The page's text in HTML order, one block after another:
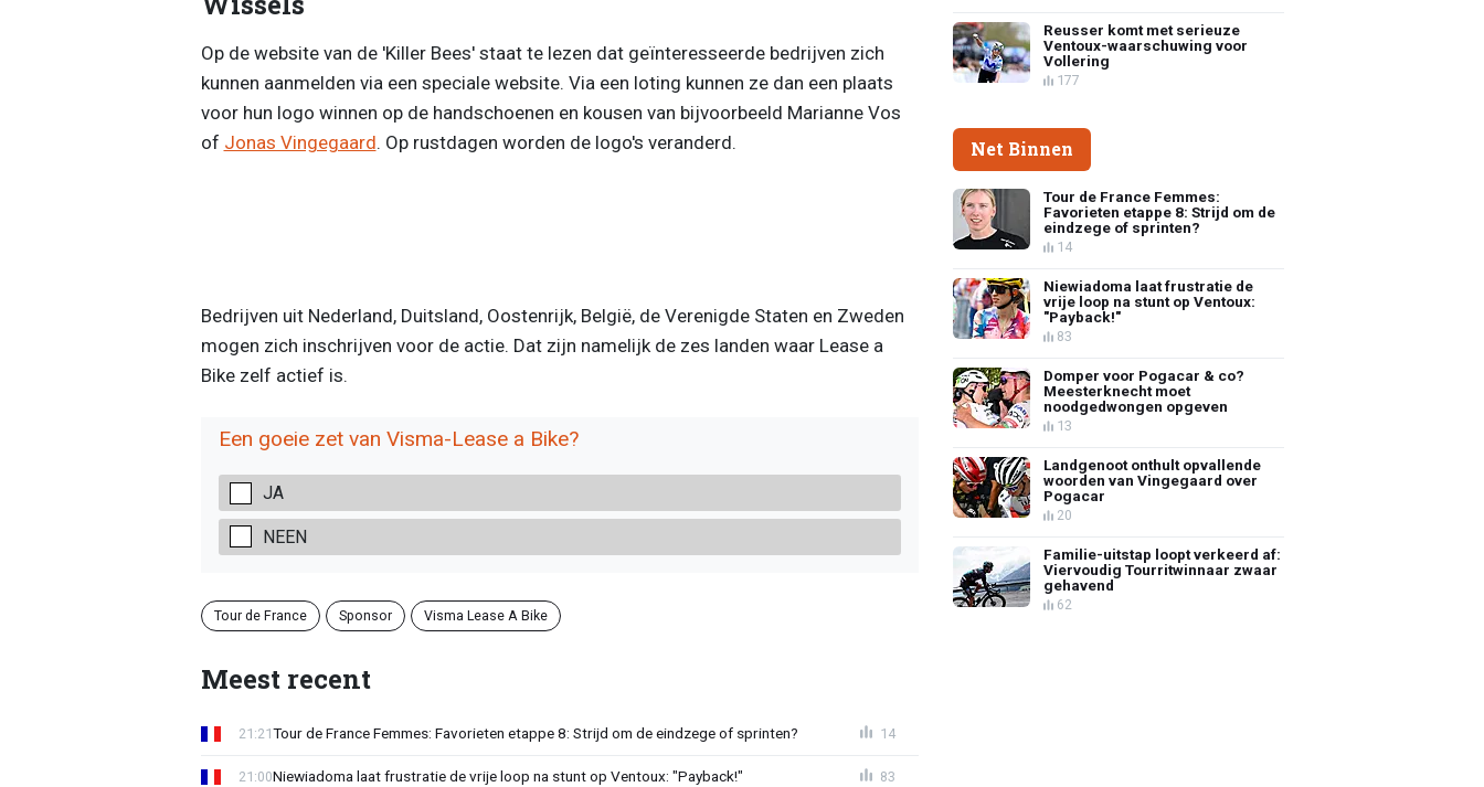
Op de website van de 'Killer Bees' staat te lezen dat geïnteresseerde bedrijven zich
kunnen aanmelden via een speciale website. Via een loting kunnen ze dan een plaats
voor hun logo winnen op de handschoenen en kousen van bijvoorbeeld Marianne Vos
of Jonas Vingegaard. Op rustdagen worden de logo's veranderd.
Bedrijven uit Nederland, Duitsland, Oostenrijk, België, de Verenigde Staten en Zweden
mogen zich inschrijven voor de actie. Dat zijn namelijk de zes landen waar Lease a
Bike zelf actief is.
Een goeie zet van Visma-Lease a Bike?
JA
NEEN
Tour de France Sponsor Visma Lease A Bike
Meest recent
Tour de France Femmes: Favorieten etappe 8: Strijd om de eindzege of sprinten?
21:21 14
Niewiadoma laat frustratie de vrije loop na stunt op Ventoux: "Payback!"
21:00 83
Reusser komt met serieuze
Ventoux-waarschuwing voor
Vollering
177
Net Binnen
Tour de France Femmes:
Favorieten etappe 8: Strijd om de
eindzege of sprinten?
14
Niewiadoma laat frustratie de
vrije loop na stunt op Ventoux:
"Payback!"
83
Domper voor Pogacar & co?
Meesterknecht moet
noodgedwongen opgeven
13
Landgenoot onthult opvallende
woorden van Vingegaard over
Pogacar
20
Familie-uitstap loopt verkeerd af:
Viervoudig Tourritwinnaar zwaar
gehavend
62